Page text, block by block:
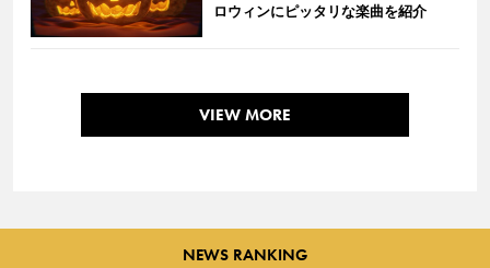
ロウィンにピッタリな楽曲を紹介
VIEW MORE
NEWS RANKING